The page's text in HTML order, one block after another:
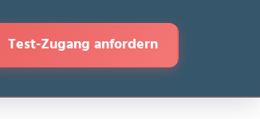
Test-Zugang anfordern